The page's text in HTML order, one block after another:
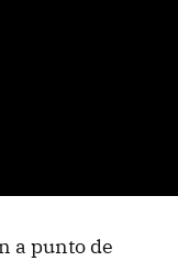
a punto de